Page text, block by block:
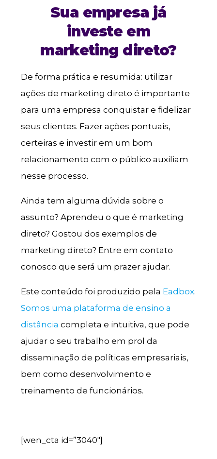
Sua empresa já
investe em
marketing direto?
De forma prática e resumida: utilizar
ações de marketing direto é importante
para uma empresa conquistar e fidelizar
seus clientes. Fazer ações pontuais,
certeiras e investir em um bom
relacionamento com o público auxiliam
nesse processo.
Ainda tem alguma dúvida sobre o
assunto? Aprendeu o que é marketing
direto? Gostou dos exemplos de
marketing direto? Entre em contato
conosco que será um prazer ajudar.
Este conteúdo foi produzido pela Eadbox.
Somos uma plataforma de ensino a
distância completa e intuitiva, que pode
ajudar o seu trabalho em prol da
disseminação de políticas empresariais,
bem como desenvolvimento e
treinamento de funcionários.
[wen_cta id=”3040″]